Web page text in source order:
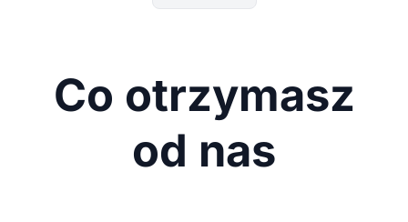
Co otrzymasz
od nas